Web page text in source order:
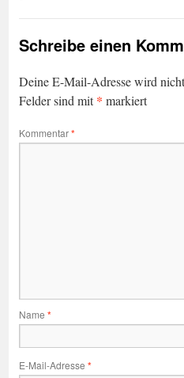
Schreibe einen
Deine E-Mail-Adresse wird
Felder sind mit* markiert
Kommentar*
Name *
E-Mail-Adresse *